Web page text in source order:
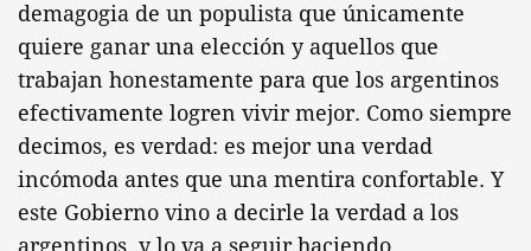
demagogia de un populista que únicamente
quiere ganar una elección y aquellos que
trabajan honestamente para que los argentinos
efectivamente logren vivir mejor. Como siempre
decimos, es verdad: es mejor una verdad
incómoda antes que una mentira confortable. Y
este Gobierno vino a decirle la verdad a los
argentinos, y lo va a seguir haciendo.